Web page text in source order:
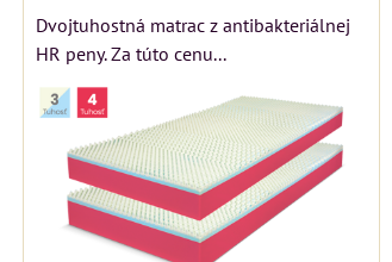
Dvojtuhostná matrac z antibakteriálnej
HR peny. Za túto cenu...